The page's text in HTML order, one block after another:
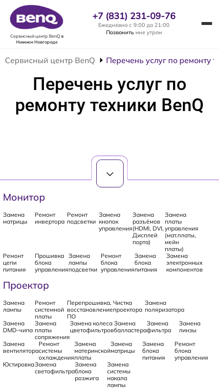
Сервисный центр BenQв
Нижнем Новгороде
+7 (831) 231-09-76
Ежедневно с 9:00 до 21:00
Позвонить мне утром
Сервисный центр BenQ Перечень услуг по ремонту
Перечень услуг по
ремонту техники BenQ
Монитор
Замена
матрицы
Ремонт
инвертора
Ремонт
подсветки
Замена
кнопок
управления
Замена
разъёмов
(HDMI, DVI,
Дисплей
порта)
Замена
платы
управления
(мат.платы,
мейн
платы)
Ремонт
цепи
питания
Прошивка
блока
управления
Замена
лампы
подсветки
Ремонт
блока
управления
Замена
блока
питания
Замена
электронных
компонентов
Проектор
Замена
лампы
Ремонт
системной
платы
Перепрошивка,
восстановление
ПО
Чистка
проектора
Замена
поляризатора
Замена
DMD-чипа
Замена
платы
сопряжения
Замена колеса
цветофильтров
Замена
балластера
Замена
фильтра
Замена
линзы
Замена
вентилятора
Ремонт
системы
охлаждения
Замена
материнской
платы
Замена
матрицы
Замена
блока
питания
Ремонт
блока
управления
ЮстировкаЗамена
светофильтра
Замена
блока
розжига
Замена
системы
накала
лампы